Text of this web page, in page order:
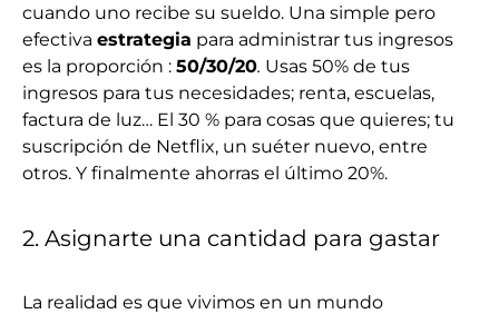
cuando uno recibe su sueldo. Una simple pero
efectiva estrategia para administrar tus ingresos
es la proporción : 50/30/20. Usas 50% de tus
ingresos para tus necesidades; renta, escuelas,
factura de luz… El 30 % para cosas que quieres; tu
suscripción de Netflix, un suéter nuevo, entre
otros. Y finalmente ahorras el último 20%.
2. Asignarte una cantidad para gastar
La realidad es que vivimos en un mundo